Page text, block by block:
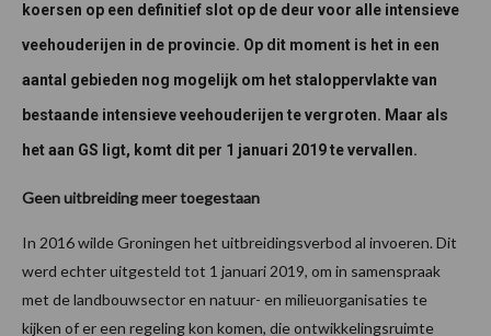
koersen op een definitief slot op de deur voor alle intensieve
veehouderijen in de provincie. Op dit moment is het in een
aantal gebieden nog mogelijk om het staloppervlakte van
bestaande intensieve veehouderijen te vergroten. Maar als
het aan GS ligt, komt dit per 1 januari 2019 te vervallen.
Geen uitbreiding meer toegestaan
In 2016 wilde Groningen het uitbreidingsverbod al invoeren. Dit
werd echter uitgesteld tot 1 januari 2019, om in samenspraak
met de landbouwsector en natuur- en milieuorganisaties te
kijken of er een regeling kon komen, die ontwikkelingsruimte